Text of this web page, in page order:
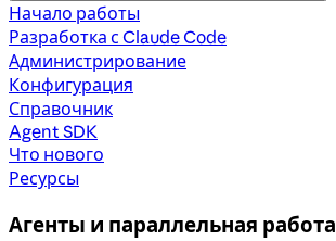
Начало работы
Разработка с Claude Code
Администрирование
Конфигурация
Справочник
Agent SDK
Что нового
Ресурсы
Агенты и параллельная работа